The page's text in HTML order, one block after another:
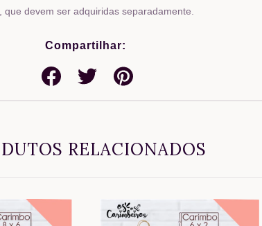
devem ser adquiridas separadamente.
Compartilhar:
RELACIONADOS